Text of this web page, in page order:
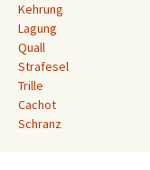
Kehrung
Lagung
Quall
Strafesel
Trille
Cachot
Schranz